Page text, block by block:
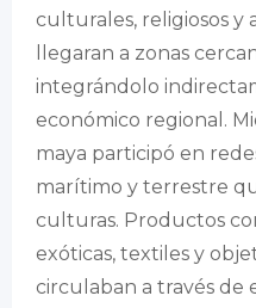
culturales, religiosos y
llegaran a zonas
integrándolo
económico regional.
maya participó en
marítimo y terrestre
culturas. Productos
exóticas, textiles y
circulaban a través de